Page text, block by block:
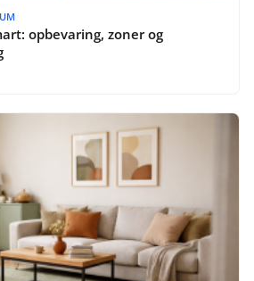
opbevaring, zoner og